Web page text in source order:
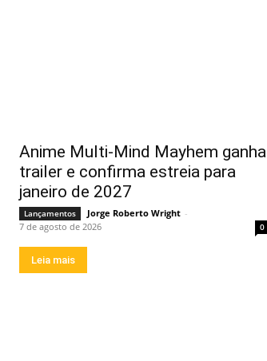
Anime Multi-Mind Mayhem ganha
trailer e confirma estreia para
janeiro de 2027
Lançamentos Jorge Roberto Wright -
7 de agosto de 2026
0
Leia mais